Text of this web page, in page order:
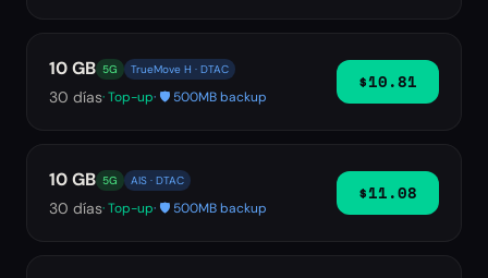
10 GB 5G TrueMove H · DTAC
30 días· Top-up· 🛡️ 500MB backup
$10.81
10 GB 5G AIS · DTAC
30 días· Top-up· 🛡️ 500MB backup
$11.08